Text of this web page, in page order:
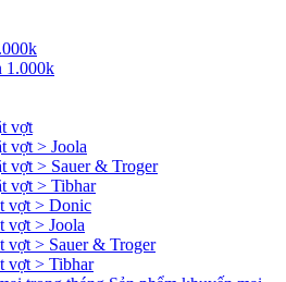
1.000k
vợt
vợt > Joola
vợt > Sauer & Troger
vợt > Tibhar
vợt > Donic
vợt > Joola
vợt > Sauer & Troger
vợt > Tibhar